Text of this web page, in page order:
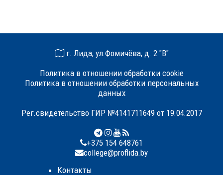
г. Лида, ул.Фомичёва, д. 2 "В"
Политика в отношении обработки cookie
Политика в отношении обработки персональных
данных
Рег.свидетельство ГИР №4141711649 от 19.04.2017
+375 154 648761
college@proflida.by
Контакты